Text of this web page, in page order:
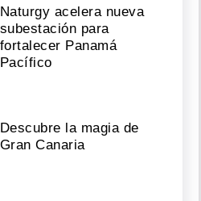
Naturgy acelera nueva
subestación para
fortalecer Panamá
Pacífico
Descubre la magia de
Gran Canaria